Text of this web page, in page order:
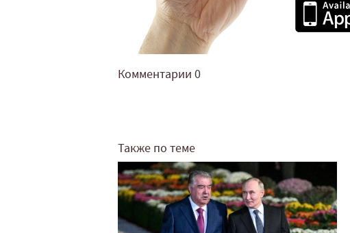
Комментарии 0
Также по теме